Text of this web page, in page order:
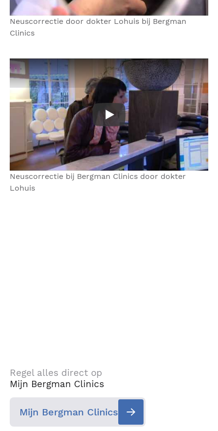
Neuscorrectie door dokter Lohuis bij Bergman
Clinics
Neuscorrectie bij Bergman
Neuscorrectie bij Bergman Clinics door dokter
Lohuis
Regel alles direct op
Mijn Bergman Clinics
Mijn Bergman Clinics